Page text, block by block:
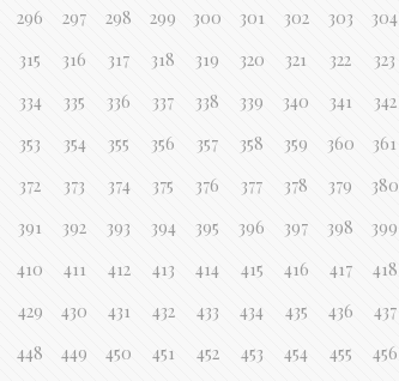
296 297 298 299 300 301 302 303
304
315 316 317 318 319 320 321 322
323
334 335 336 337 338 339 340 341
342
353 354 355 356 357 358 359 360
361
372 373 374 375 376 377 378 379
380
391 392 393 394 395 396 397 398
399
410 411 412 413 414 415 416 417
418
429 430 431 432 433 434 435 436
437
448 449 450 451 452 453 454 455
456